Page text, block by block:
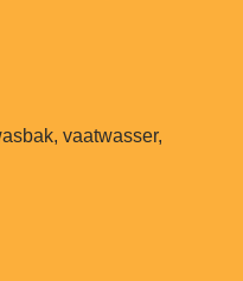
vaatwasser,